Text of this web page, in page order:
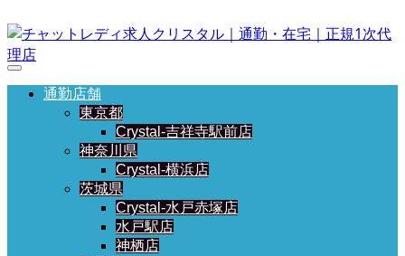
通勤店舗
東京都
Crystal-吉祥寺駅前店
神奈川県
Crystal-横浜店
茨城県
Crystal-水戸赤塚店
水戸駅店
神栖店